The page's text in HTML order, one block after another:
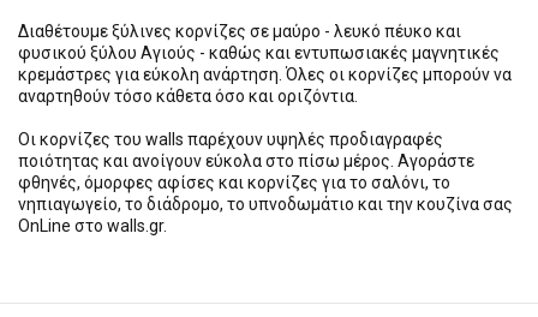
Διαθέτουμε ξύλινες κορνίζες σε μαύρο - λευκό πέυκο και
φυσικού ξύλου Αγιούς - καθώς και εντυπωσιακές μαγνητικές
κρεμάστρες για εύκολη ανάρτηση. Όλες οι κορνίζες μπορούν να
αναρτηθούν τόσο κάθετα όσο και οριζόντια.
Οι κορνίζες του walls παρέχουν υψηλές προδιαγραφές
ποιότητας και ανοίγουν εύκολα στο πίσω μέρος. Αγοράστε
φθηνές, όμορφες αφίσες και κορνίζες για το σαλόνι, το
νηπιαγωγείο, το διάδρομο, το υπνοδωμάτιο και την κουζίνα σας
OnLine στο walls.gr.